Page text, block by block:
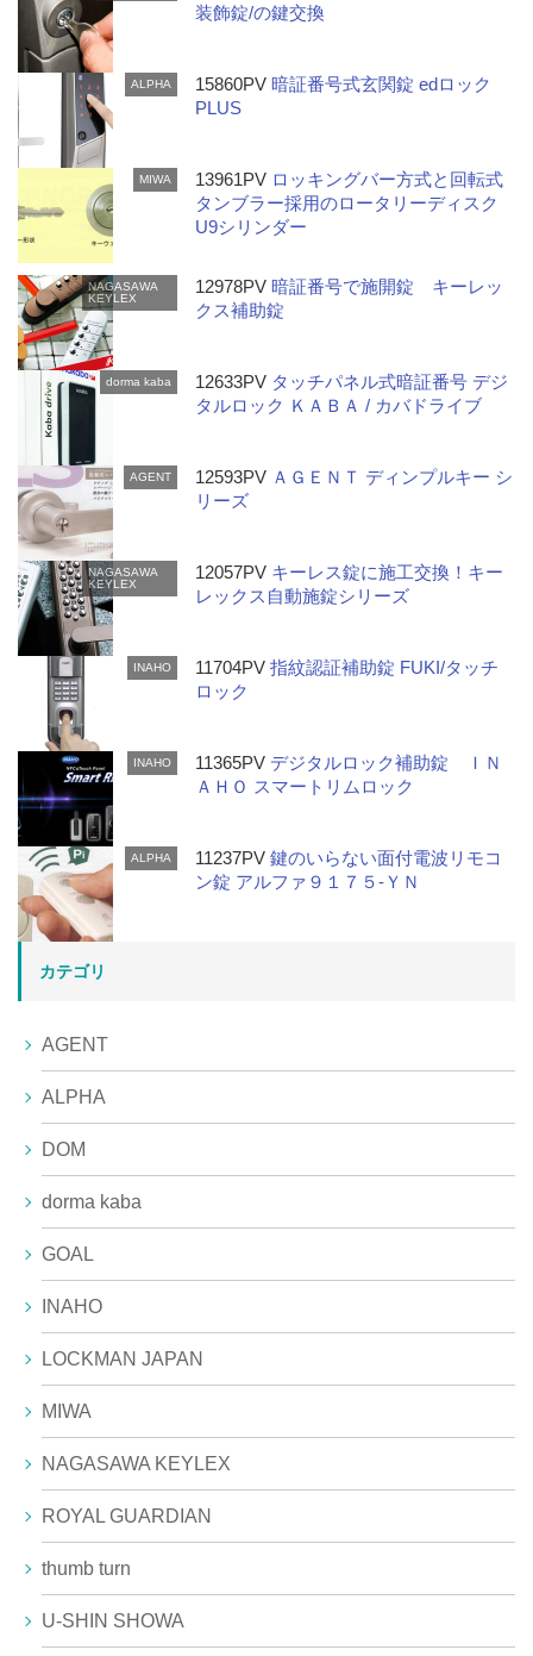
装飾錠/の鍵交換
ALPHA 15860PV暗証番号式玄関錠 edロック
PLUS
MIWA 13961PV ロッキングバー方式と回転式
タンブラー採用のロータリーディスク
U9シリンダー
NAGASAWA
KEYLEX
12978PV暗証番号で施開錠 キーレッ
クス補助錠
dorma kaba 12633PV タッチパネル式暗証番号 デジ
タルロック ＫＡＢＡ / カバドライブ
AGENT 12593PV ＡＧＥＮＴ ディンプルキー シ
リーズ
NAGASAWA
KEYLEX
12057PV キーレス錠に施工交換！キー
レックス自動施錠シリーズ
INAHO 11704PV指紋認証補助錠 FUKI/タッチ
ロック
INAHO 11365PV デジタルロック補助錠 ＩＮ
ＡＨＯ スマートリムロック
ALPHA 11237PV鍵のいらない面付電波リモコ
ン錠 アルファ９１７５-ＹＮ
カテゴリ
AGENT
ALPHA
DOM
dorma kaba
GOAL
INAHO
LOCKMAN JAPAN
MIWA
NAGASAWA KEYLEX
ROYAL GUARDIAN
thumb turn
U-SHIN SHOWA